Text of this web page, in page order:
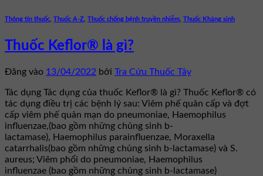
Thông tin thuốc Thuốc A-Z Thuốc chống bệnh truyền nhiễm Thuốc Kháng sinh
Thuốc Keflor® là gì?
Đăng vào 13/04/2022 bởi Tra Cứu Thuốc Tây
Tác dụng Tác dụng của thuốc Keflor® là gì? Thuốc Keflor® có
tác dụng điều trị các bệnh lý sau: Viêm phế quản cấp và đợt
cấp viêm phế quản mạn do pneumoniae, Haemophilus
influenzae,(bao gồm những chủng sinh b-
lactamase), Haemophilus parainfluenzae, Moraxella
catarrhalis(bao gồm những chủng sinh b-lactamase) và S.
aureus; Viêm phổi do pneumoniae, Haemophilus
influenzae (bao gồm những chủng sinh b-lactamase)